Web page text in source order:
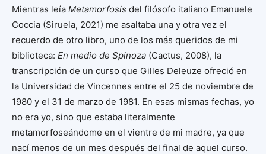
Mientras leía Metamorfosis del filósofo italiano Emanuele
Coccia (Siruela, 2021) me asaltaba una y otra vez el
recuerdo de otro libro, uno de los más queridos de mi
biblioteca: En medio de Spinoza (Cactus, 2008), la
transcripción de un curso que Gilles Deleuze ofreció en
la Universidad de Vincennes entre el 25 de noviembre de
1980 y el 31 de marzo de 1981. En esas mismas fechas, yo
no era yo, sino que estaba literalmente
metamorfoseándome en el vientre de mi madre, ya que
nací menos de un mes después del final de aquel curso.